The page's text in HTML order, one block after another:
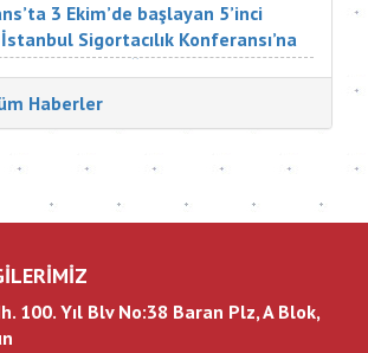
3 Ekim’de başlayan 5’inci
Sigortacılık Konferansı’na
çok değerli katılımcılar
Tatbikatçıları Derneği'nin
aç...
Haberler
100. Yıl Blv No:38 Baran Plz, A Blok,